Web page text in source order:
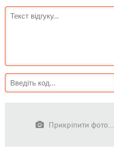
Прикріпити фото...